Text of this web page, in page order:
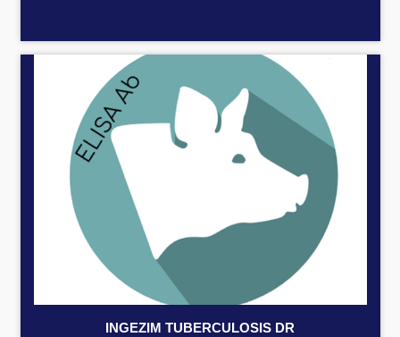
INGEZIM TUBERCULOSIS DR